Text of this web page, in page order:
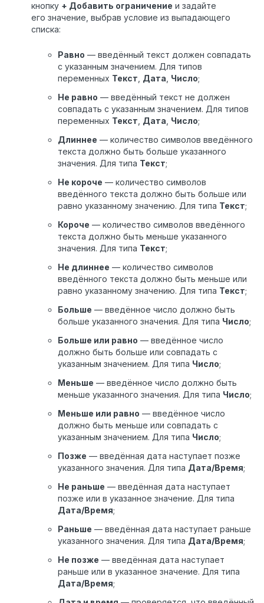
кнопку + Добавить ограничение и задайте
его значение, выбрав условие из выпадающего
списка:
Равно — введённый текст должен совпадать
с указанным значением. Для типов
переменных Текст Дата Число;
Не равно — введённый текст не должен
совпадать с указанным значением. Для типов
переменных Текст Дата Число;
Длиннее — количество символов введённого
текста должно быть больше указанного
значения. Для типа Текст;
Не короче — количество символов
введённого текста должно быть больше или
равно указанному значению. Для типа Текст;
Короче — количество символов введённого
текста должно быть меньше указанного
значения. Для типа Текст;
Не длиннее — количество символов
введённого текста должно быть меньше или
равно указанному значению. Для типа Текст;
Больше — введённое число должно быть
больше указанного значения. Для типа Число;
Больше или равно — введённое число
должно быть больше или совпадать с
указанным значением. Для типа Число;
Меньше — введённое число должно быть
меньше указанного значения. Для типа Число;
Меньше или равно — введённое число
должно быть меньше или совпадать с
указанным значением. Для типа Число;
Позже — введённая дата наступает позже
указанного значения. Для типа Дата/Время;
Не раньше — введённая дата наступает
позже или в указанное значение. Для типа
Дата/Время;
Раньше — введённая дата наступает раньше
указанного значения. Для типа Дата/Время;
Не позже — введённая дата наступает
раньше или в указанное значение. Для типа
Дата/Время;